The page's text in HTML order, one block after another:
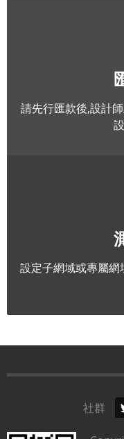
請先行匯款後,設計
設定子網域或專屬
社群